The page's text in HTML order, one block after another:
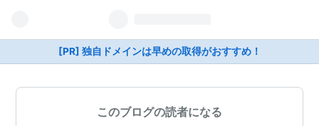
[PR] 独自ドメインは早めの取得がおすすめ！
このブログの読者になる